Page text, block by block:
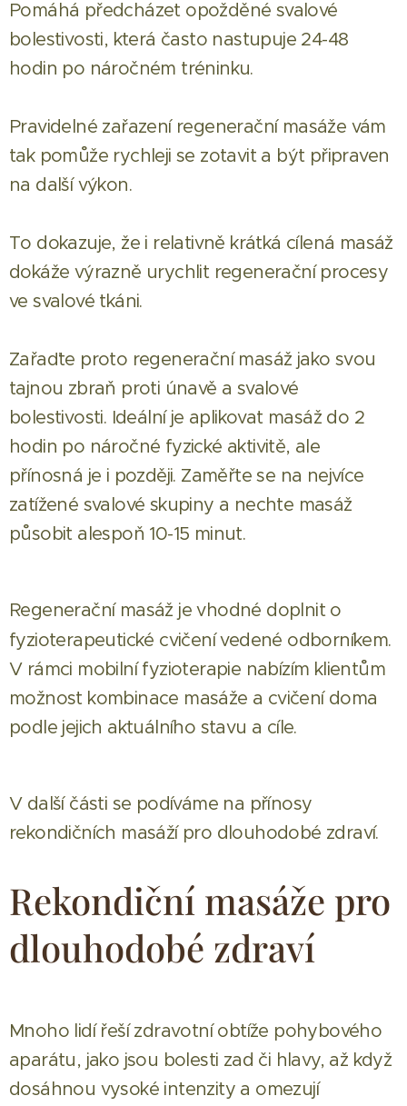
Pomáhá předcházet opožděné svalové
bolestivosti, která často nastupuje 24-48
hodin po náročném tréninku.
Pravidelné zařazení regenerační masáže vám
tak pomůže rychleji se zotavit a být připraven
na další výkon.
To dokazuje, že i relativně krátká cílená masáž
dokáže výrazně urychlit regenerační procesy
ve svalové tkáni.
Zařaďte proto regenerační masáž jako svou
tajnou zbraň proti únavě a svalové
bolestivosti. Ideální je aplikovat masáž do 2
hodin po náročné fyzické aktivitě, ale
přínosná je i později. Zaměřte se na nejvíce
zatížené svalové skupiny a nechte masáž
působit alespoň 10-15 minut.
Regenerační masáž je vhodné doplnit o
fyzioterapeutické cvičení vedené odborníkem.
V rámci mobilní fyzioterapie nabízím klientům
možnost kombinace masáže a cvičení doma
podle jejich aktuálního stavu a cíle.
V další části se podíváme na přínosy
rekondičních masáží pro dlouhodobé zdraví.
Rekondiční masáže pro
dlouhodobé zdraví
Mnoho lidí řeší zdravotní obtíže pohybového
aparátu, jako jsou bolesti zad či hlavy, až když
dosáhnou vysoké intenzity a omezují